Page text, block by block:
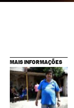
MAIS INFORMAÇÕES